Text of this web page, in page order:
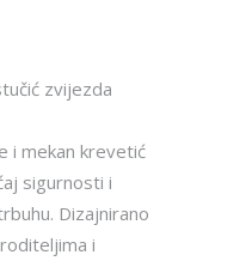
zvijezda
i mekan krevetić
sigurnosti i
Dizajnirano
i